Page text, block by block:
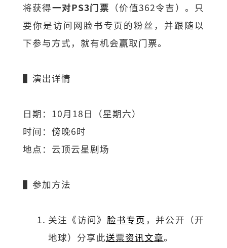
将获得一对PS3门票 （价值362令吉）。只
要你是访问网脸书专页的粉丝，并跟随以
下参与方式，就有机会赢取门票。
▌演出详情
日期：10月18日（星期六）
时间：傍晚6时
地点：云顶云星剧场
▌参加方法
关注《访问》 脸书专页 ，并公开（开
地球）分享此送票资讯文章。